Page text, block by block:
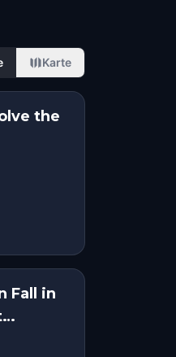
Karte
the
Fall in